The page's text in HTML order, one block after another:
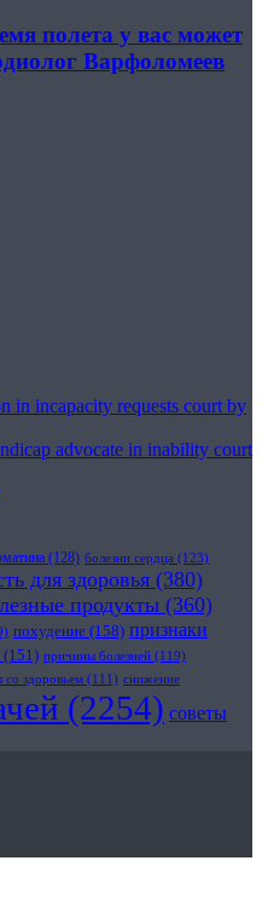
полета у вас может
Варфоломеев
in incapacity requests court by
advocate in inability court
(128) болезни сердца (123)
для здоровья (380)
продукты (360)
похудение (158) признаки
(151) причины болезней (119)
со здоровьем (111) снижение
(2254) советы